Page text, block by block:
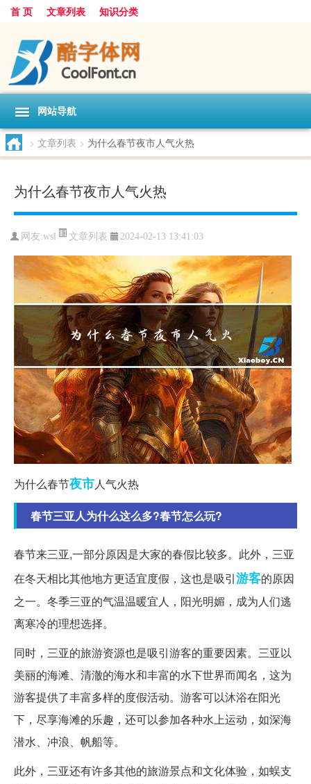
首 页 文章列表 知识分类
网站导航
> 文章列表 > 为什么春节夜市人气火热
为什么春节夜市人气火热
网友:wsl 文章列表 2024-02-13 13:41:03
为什么春节夜市人气火热
春节三亚人为什么这么多?春节怎么玩?
春节来三亚,一部分原因是大家的春假比较多。此外，三亚
在冬天相比其他地方更适宜度假，这也是吸引游客的原因
之一。冬季三亚的气温温暖宜人，阳光明媚，成为人们逃
离寒冷的理想选择。
同时，三亚的旅游资源也是吸引游客的重要因素。三亚以
美丽的海滩、清澈的海水和丰富的水下世界而闻名，这为
游客提供了丰富多样的度假活动。游客可以沐浴在阳光
下，尽享海滩的乐趣，还可以参加各种水上运动，如深海
潜水、冲浪、帆船等。
此外，三亚还有许多其他的旅游景点和文化体验，如蜈支